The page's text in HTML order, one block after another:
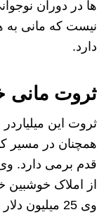
ها در دوران
نیست که مانی به
دارد.
ثروت مانی
ثروت این میلیاردر
همچنان در مسیر
از املاک خوشبین
وی 25